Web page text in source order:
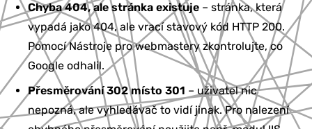
Chyba 404, ale stránka existuje – stránka, která
vypadá jako 404, ale vrací stavový kód HTTP 200.
Pomocí Nástroje pro webmastery zkontrolujte, co
Google odhalil.
Přesměrování 302 místo 301 – uživatel nic
nepozná, ale vyhledávač to vidí jinak. Pro nalezení